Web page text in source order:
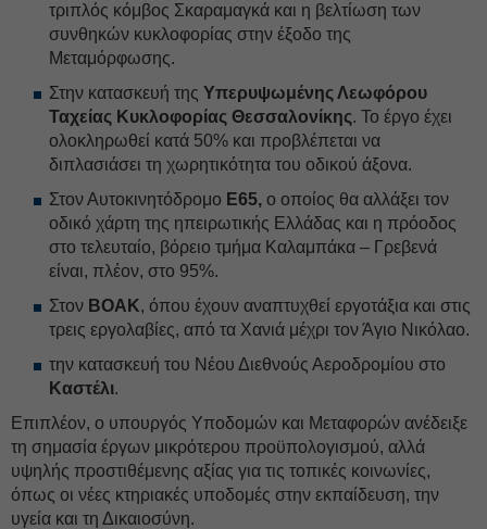
τριπλός κόμβος Σκαραμαγκά και η βελτίωση των
συνθηκών κυκλοφορίας στην έξοδο της
Μεταμόρφωσης.
Στην κατασκευή της Υπερυψωμένης Λεωφόρου
Ταχείας Κυκλοφορίας Θεσσαλονίκης. Το έργο έχει
ολοκληρωθεί κατά 50% και προβλέπεται να
διπλασιάσει τη χωρητικότητα του οδικού άξονα.
Στον Αυτοκινητόδρομο Ε65, ο οποίος θα αλλάξει τον
οδικό χάρτη της ηπειρωτικής Ελλάδας και η πρόοδος
στο τελευταίο, βόρειο τμήμα Καλαμπάκα – Γρεβενά
είναι, πλέον, στο 95%.
Στον ΒΟΑΚ, όπου έχουν αναπτυχθεί εργοτάξια και στις
τρεις εργολαβίες, από τα Χανιά μέχρι τον Άγιο Νικόλαο.
την κατασκευή του Νέου Διεθνούς Αεροδρομίου στο
Καστέλι.
Επιπλέον, ο υπουργός Υποδομών και Μεταφορών ανέδειξε
τη σημασία έργων μικρότερου προϋπολογισμού, αλλά
υψηλής προστιθέμενης αξίας για τις τοπικές κοινωνίες,
όπως οι νέες κτηριακές υποδομές στην εκπαίδευση, την
υγεία και τη Δικαιοσύνη.